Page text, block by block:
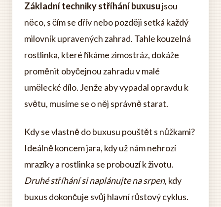
Základní techniky stříhání buxusujsou
něco, s čím se dřív nebo později setká každý
milovník upravených zahrad. Tahle kouzelná
rostlinka, které říkáme zimostráz, dokáže
proměnit obyčejnou zahradu v malé
umělecké dílo. Jenže aby vypadal opravdu k
světu, musíme se o něj správně starat.
Kdy se vlastně do buxusu pouštět s nůžkami?
Ideálně koncem jara, kdy už nám nehrozí
mrazíky a rostlinka se probouzí k životu.
Druhé stříhání si naplánujte na srpen, kdy
buxus dokončuje svůj hlavní růstový cyklus.